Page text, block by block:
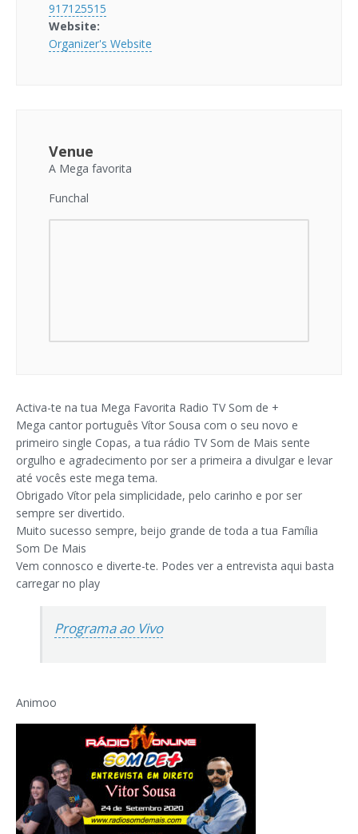
917125515
Website:
Organizer's Website
Venue
A Mega favorita
Funchal
Activa-te na tua Mega Favorita Radio TV Som de +
Mega cantor português Vítor Sousa com o seu novo e
primeiro single Copas, a tua rádio TV Som de Mais sente
orgulho e agradecimento por ser a primeira a divulgar e levar
até vocês este mega tema.
Obrigado Vítor pela simplicidade, pelo carinho e por ser
sempre ser divertido.
Muito sucesso sempre, beijo grande de toda a tua Família
Som De Mais
Vem connosco e diverte-te. Podes ver a entrevista aqui basta
carregar no play
Programa ao Vivo
Animoo